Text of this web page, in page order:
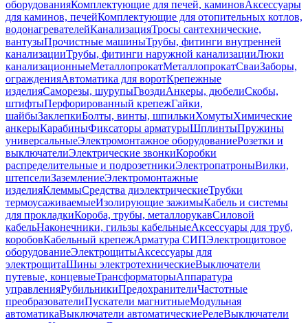
оборудованияКомплектующие для печей, каминовАксессуары
для каминов, печейКомплектующие для отопительных котлов,
водонагревателейКанализацияТросы сантехнические,
вантузыПрочистные машиныТрубы, фитинги внутренней
канализацииТрубы, фитинги наружной канализацииЛюки
канализационныеМеталлопрокатМеталлопрокатСваиЗаборы,
огражденияАвтоматика для воротКрепежные
изделияСаморезы, шурупыГвоздиАнкеры, дюбелиСкобы,
штифтыПерфорированный крепежГайки,
шайбыЗаклепкиБолты, винты, шпилькиХомутыХимические
анкерыКарабиныФиксаторы арматурыШплинтыПружины
универсальныеЭлектромонтажное оборудованиеРозетки и
выключателиЭлектрические звонкиКоробки
распределительные и подрозетникиЭлектропатроныВилки,
штепселиЗаземлениеЭлектромонтажные
изделияКлеммыСредства диэлектрическиеТрубки
термоусаживаемыеИзолирующие зажимыКабель и системы
для прокладкиКороба, трубы, металлорукавСиловой
кабельНаконечники, гильзы кабельныеАксессуары для труб,
коробовКабельный крепежАрматура СИПЭлектрощитовое
оборудованиеЭлектрощитыАксессуары для
электрощитаШины электротехническиеВыключатели
путевые, концевыеТрансформаторыАппаратура
управленияРубильникиПредохранителиЧастотные
преобразователиПускатели магнитныеМодульная
автоматикаВыключатели автоматическиеРелеВыключатели